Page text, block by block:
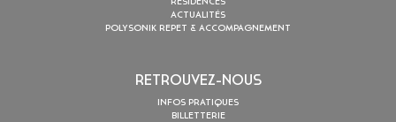
RÉSIDENCES
ACTUALITÉS
POLYSONIK REPET & ACCOMPAGNEMENT
RETROUVEZ-NOUS
INFOS PRATIQUES
BILLETTERIE